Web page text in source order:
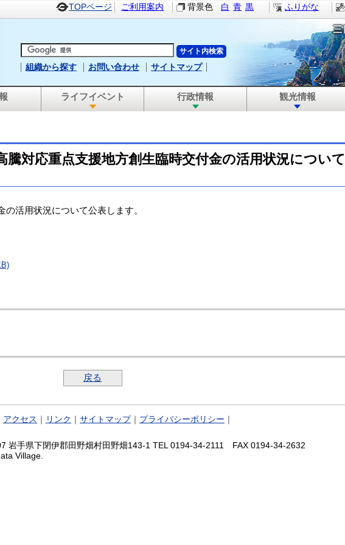
TOPページ ご利用案内 背景色 白 青 黒 ふりがな
組織から探す お問い合わせ サイトマップ
ライフイベント 行政情報 観光情報
対応重点支援地方創生臨時交付金の活用状況について
活用状況について公表します。
戻る
アクセス リンク サイトマップ｜ プライバシーポリシー
岩手県下閉伊郡田野畑村田野畑143-1 TEL 0194-34-2111 FAX 0194-34-2632
Village.